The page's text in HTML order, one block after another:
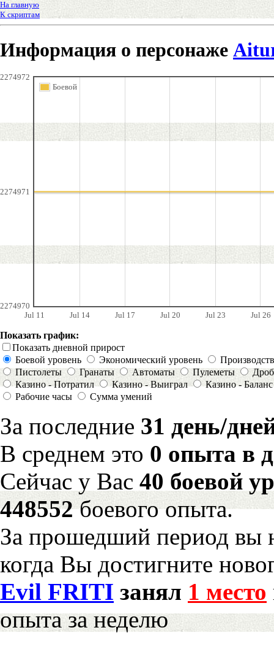
На главную
К скриптам
Информация о персонаже
Jul 11 Jul 14 Jul 17 Jul 20 Jul 23 Jul 26
2274970
2274971
2274972
Боевой
Показать график:
Показать дневной прирост
Боевой уровень
Экономический уровень
Пистолеты
Гранаты Автоматы Пулеметы
Казино - Потратил
Казино - Выиграл
Казино - Баланс
Рабочие часы
Сумма умений
За последние 31 день/
В среднем это 0 опыта в
Сейчас у Вас 40 боевой
448552боевого опыта.
За прошедший период вы
когда Вы достигните
Evil FRITI занял 1 место
опыта за неделю